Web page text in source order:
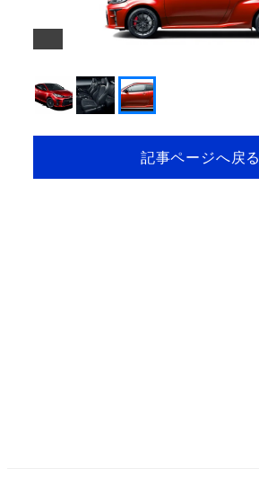
記事ページへ戻る